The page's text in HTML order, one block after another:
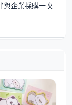
與企業採購一次